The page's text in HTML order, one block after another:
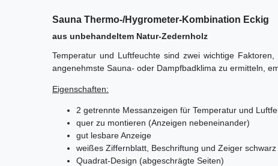
Sauna Thermo-/Hygrometer-Kombination Eckig
aus unbehandeltem Natur-Zedernholz
Temperatur und Luftfeuchte sind zwei wichtige
angenehmste Sauna- oder Dampfbadklima zu ermitteln,
Eigenschaften:
2 getrennte Messanzeigen für Temperatur und
quer zu montieren (Anzeigen nebeneinander)
gut lesbare Anzeige
weißes Ziffernblatt, Beschriftung und Zeiger schwarz
Quadrat-Design (abgeschrägte Seiten)